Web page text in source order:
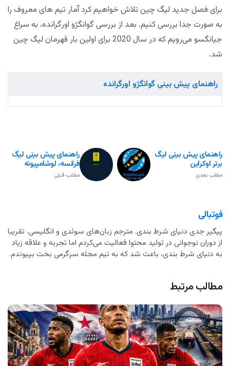
برای فصل جدید لیگ چین تلاش خواهیم کرد آمار تیم های معروف را
به صورت جدا بررسی کنیم. بعد از بررسی گوانگژو اورگرانده، به سراغ
جیانگسو می‌رویم که در سال 2020 برای اولین بار قهرمان لیگ چین
شد.
راهنمای پیش بینی گوانگژو اورگرانده
راهنمای پیش بینی لیگ
فرانسه، لوشامپیونه
مطلب قبلی
راهنمای پیش بینی لیگ
برتر اوکراین
مطلب بعدی
فوتبالی
پیگیر جدی دنیای شرط بندی. مترجم زبان‌های سوئدی و انگلیسی. تقریبا
از دوران نوجوانی در تولید محتوا فعالیت می‌کردم اما تجربه و علاقه زیاد
به دنیای شرط بندی، باعث شد که به تیم مجله سرگرمی بخت بپیوندم.
مطالب مرتبط